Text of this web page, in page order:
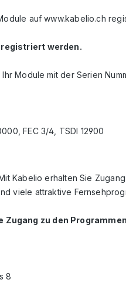
auf www.kabelio.ch
registriert werden.
Module mit der Serien
FEC 3/4, TSDI 12900
Kabelio erhalten Sie
viele attraktive
Zugang zu den
8